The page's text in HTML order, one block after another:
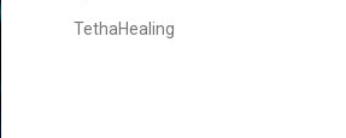
TethaHealing